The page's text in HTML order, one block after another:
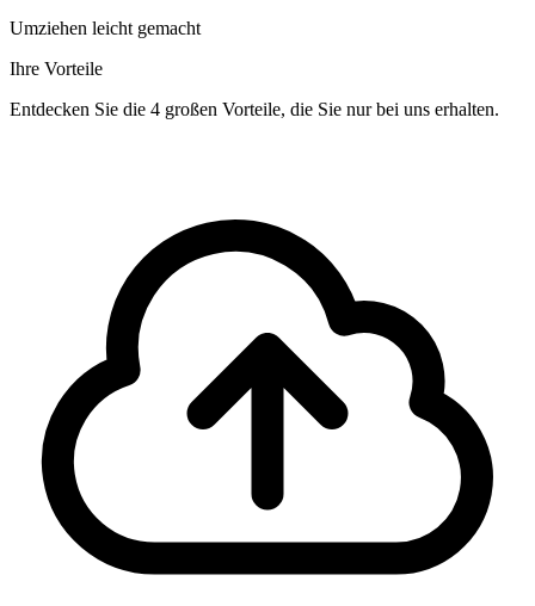
Umziehen leicht gemacht
Ihre Vorteile
Entdecken Sie die 4 großen Vorteile, die Sie nur bei uns erhalten.